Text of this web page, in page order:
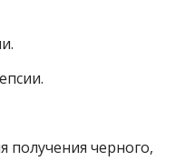
получения черного,